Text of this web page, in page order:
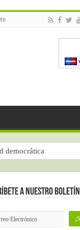
democrática
a nuestro Boletín